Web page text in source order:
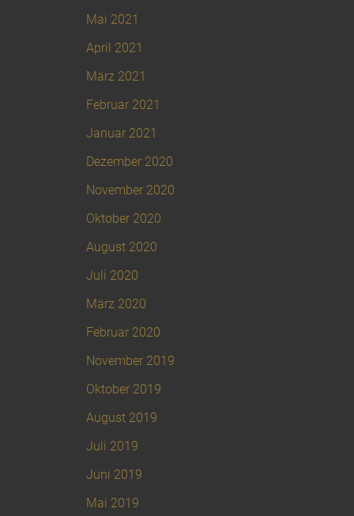
Mai 2021
April 2021
März 2021
Februar 2021
Januar 2021
Dezember 2020
November 2020
Oktober 2020
August 2020
Juli 2020
März 2020
Februar 2020
November 2019
Oktober 2019
August 2019
Juli 2019
Juni 2019
Mai 2019